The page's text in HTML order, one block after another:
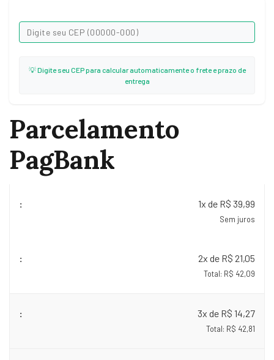
💡 Digite seu CEP para calcular automaticamente o frete e prazo de
entrega
Parcelamento
PagBank
1x de R$ 39,99
Sem juros
2x de R$ 21,05
Total: R$ 42,09
3x de R$ 14,27
Total: R$ 42,81